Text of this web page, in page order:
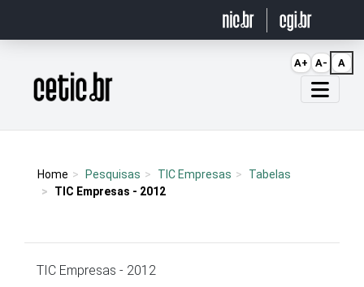
Página inicial
Home Pesquisas TIC Empresas
Tabelas
TIC Empresas - 2012
TIC Empresas - 2012
A+ A- A